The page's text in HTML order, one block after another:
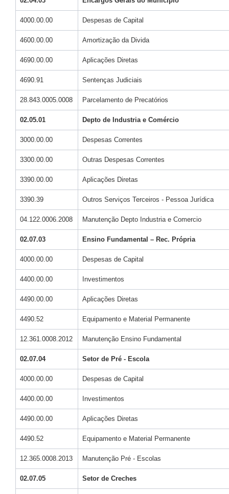
4000.00.00 Despesas de Capital
4600.00.00 Amortização da Divida
4690.00.00 Aplicações Diretas
4690.91 Sentenças Judiciais
28.843.0005.0008 Parcelamento de Precatórios
02.05.01 Depto de Industria e Comércio
3000.00.00 Despesas Correntes
3300.00.00 Outras Despesas Correntes
3390.00.00 Aplicações Diretas
3390.39 Outros Serviços Terceiros - Pessoa Jurídica
04.122.0006.2008 Manutenção Depto Industria e Comercio
02.07.03 Ensino Fundamental – Rec. Própria
4000.00.00 Despesas de Capital
4400.00.00 Investimentos
4490.00.00 Aplicações Diretas
4490.52 Equipamento e Material Permanente
12.361.0008.2012 Manutenção Ensino Fundamental
02.07.04 Setor de Pré - Escola
4000.00.00 Despesas de Capital
4400.00.00 Investimentos
4490.00.00 Aplicações Diretas
4490.52 Equipamento e Material Permanente
12.365.0008.2013 Manutenção Pré - Escolas
02.07.05 Setor de Creches